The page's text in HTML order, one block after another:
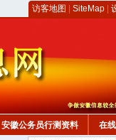
访客地图 SiteMap
安徽公务员行测资料 在